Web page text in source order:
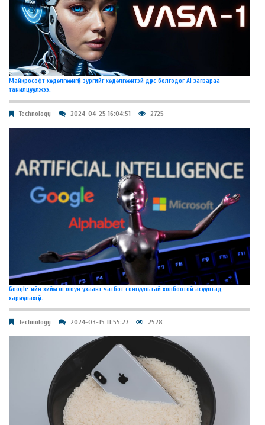
Майкрософт хөдөлгөөнгүй зургийг хөдөлгөөнтэй дүрс болгодог AI загвараа
танилцуулжээ.
Technology 2024-04-25 16:04:51 2725
Google-ийн хиймэл оюун ухаант чатбот сонгуультай холбоотой асуултад
хариулахгүй.
Technology 2024-03-15 11:55:27 2528